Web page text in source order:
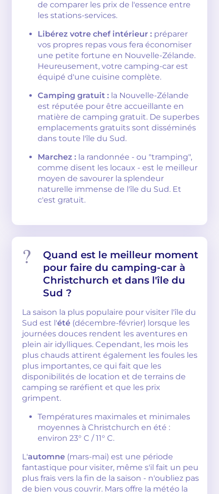
de comparer les prix de l'essence entre
les stations-services.
Libérez votre chef intérieur : préparer
vos propres repas vous fera économiser
une petite fortune en Nouvelle-Zélande.
Heureusement, votre camping-car est
équipé d'une cuisine complète.
Camping gratuit : la Nouvelle-Zélande
est réputée pour être accueillante en
matière de camping gratuit. De superbes
emplacements gratuits sont disséminés
dans toute l'île du Sud.
Marchez : la randonnée - ou "tramping",
comme disent les locaux - est le meilleur
moyen de savourer la splendeur
naturelle immense de l'île du Sud. Et
c'est gratuit.
Quand est le meilleur moment
pour faire du camping-car à
Christchurch et dans l'île du
Sud ?
La saison la plus populaire pour visiter l'île du
Sud est l'été (décembre-février) lorsque les
journées douces rendent les aventures en
plein air idylliques. Cependant, les mois les
plus chauds attirent également les foules les
plus importantes, ce qui fait que les
disponibilités de location et de terrains de
camping se raréfient et que les prix
grimpent.
Températures maximales et minimales
moyennes à Christchurch en été :
environ 23° C / 11° C.
L'automne (mars-mai) est une période
fantastique pour visiter, même s'il fait un peu
plus frais vers la fin de la saison - n'oubliez pas
de bien vous couvrir. Mars offre la météo la